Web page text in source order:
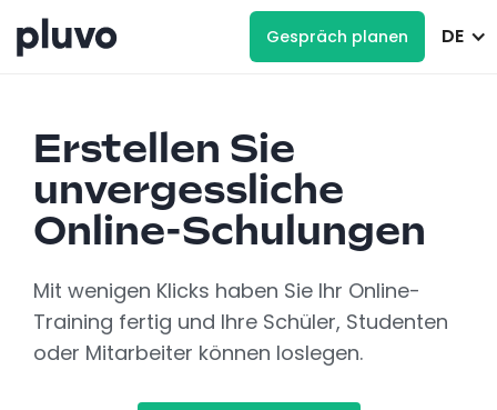
Gespräch planen DE
Erstellen Sie
unvergessliche
Online-Schulungen
Mit wenigen Klicks haben Sie Ihr Online-
Training fertig und Ihre Schüler, Studenten
oder Mitarbeiter können loslegen.